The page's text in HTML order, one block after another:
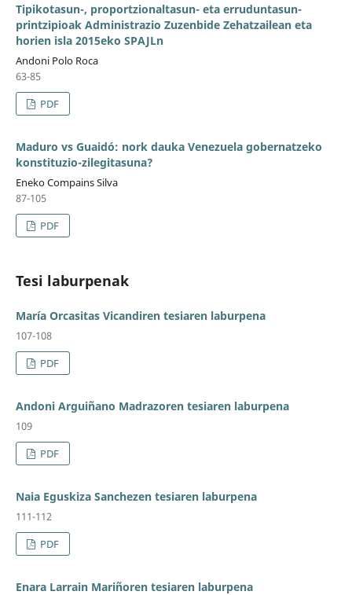
Tipikotasun-, proportzionaltasun- eta erruduntasun-
printzipioak Administrazio Zuzenbide Zehatzailean eta
horien isla 2015eko SPAJLn
Andoni Polo Roca
63-85
PDF
Maduro vs Guaidó: nork dauka Venezuela gobernatzeko
konstituzio-zilegitasuna?
Eneko Compains Silva
87-105
PDF
Tesi laburpenak
María Orcasitas Vicandiren tesiaren laburpena
107-108
PDF
Andoni Arguiñano Madrazoren tesiaren laburpena
109
PDF
Naia Eguskiza Sanchezen tesiaren laburpena
111-112
PDF
Enara Larrain Mariñoren tesiaren laburpena